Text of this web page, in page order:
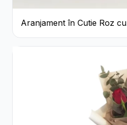
Aranjament în Cutie Roz cu
Crizanteme Albe și Lila